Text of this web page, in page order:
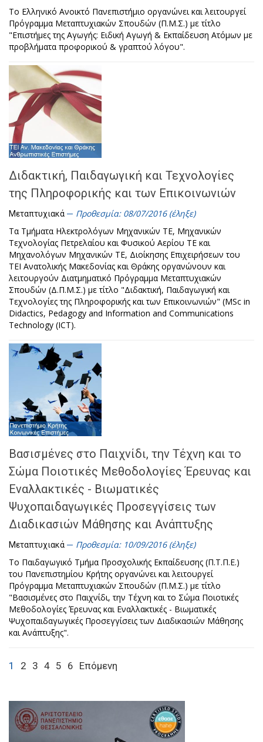
Το Ελληνικό Ανοικτό Πανεπιστήμιο οργανώνει και λειτουργεί
Πρόγραμμα Μεταπτυχιακών Σπουδών (Π.Μ.Σ.) με τίτλο
"Επιστήμες της Αγωγής: Ειδική Αγωγή & Εκπαίδευση Ατόμων με
προβλήματα προφορικού & γραπτού λόγου".
Διδακτική, Παιδαγωγική και Τεχνολογίες
της Πληροφορικής και των Επικοινωνιών
Μεταπτυχιακά
Προθεσμία: 08/07/2016 (έληξε)
Τα Τμήματα Ηλεκτρολόγων Μηχανικών ΤΕ, Μηχανικών
Τεχνολογίας Πετρελαίου και Φυσικού Αερίου ΤΕ και
Μηχανολόγων Μηχανικών ΤΕ, Διοίκησης Επιχειρήσεων του
ΤΕΙ Ανατολικής Μακεδονίας και Θράκης οργανώνουν και
λειτουργούν Διατμηματικό Πρόγραμμα Μεταπτυχιακών
Σπουδών (Δ.Π.Μ.Σ.) με τίτλο "Διδακτική, Παιδαγωγική και
Τεχνολογίες της Πληροφορικής και των Επικοινωνιών" (MSc in
Didactics, Pedagogy and Information and Communications
Technology (ICT).
Βασισμένες στο Παιχνίδι, την Τέχνη και το
Σώμα Ποιοτικές Μεθοδολογίες Έρευνας και
Εναλλακτικές - Βιωματικές
Ψυχοπαιδαγωγικές Προσεγγίσεις των
Διαδικασιών Μάθησης και Ανάπτυξης
Μεταπτυχιακά
Προθεσμία: 10/09/2016 (έληξε)
Το Παιδαγωγικό Τμήμα Προσχολικής Εκπαίδευσης (Π.Τ.Π.Ε.)
του Πανεπιστημίου Κρήτης οργανώνει και λειτουργεί
Πρόγραμμα Μεταπτυχιακών Σπουδών (Π.Μ.Σ.) με τίτλο
"Βασισμένες στο Παιχνίδι, την Τέχνη και το Σώμα Ποιοτικές
Μεθοδολογίες Έρευνας και Εναλλακτικές - Βιωματικές
Ψυχοπαιδαγωγικές Προσεγγίσεις των Διαδικασιών Μάθησης
και Ανάπτυξης".
1 2 3 4 5 6 Επόμενη